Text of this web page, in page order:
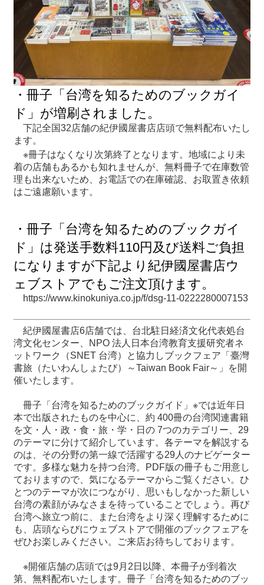
ン
ク
ー
ム
サ
イ
ト
・冊子「台湾を知るためのブックガイ
ド」が増刷されました。
下記全国32店舗の紀伊國屋書店店頭で無料配布いたし
ます。
※冊子はなくなり次第終了となります。地域により未
着の店舗もあるかも知れませんが、無料冊子で在庫数管
理も出来ないため、お電話での在庫確認、お取置き依頼
はご遠慮願います。
・冊子「台湾を知るためのブックガイ
ド」は発送手数料110円及び送料ご負担
になりますが下記より紀伊國屋書店ウ
ェブストアでもご注文頂けます。
https://www.kinokuniya.co.jp/f/dsg-11-0222280007153
紀伊國屋書店6店舗では、台北駐日経済文化代表処台
湾文化センター、NPO 法人日本台湾教育支援研究者ネ
ットワーク（SNET 台湾）と協力しブックフェア「臺灣
書旅（たいわんしょたび）～Taiwan Book Fair～」を開
催いたします。
冊子「台湾を知るためのブックガイド」※では近年日
本で出版されたものを中心に、約 400冊の台湾関連書籍
を文・人・政・食・旅・学・日の 7つのカテゴリー、29
のテーマに分けて紹介しています。各テーマを解説する
のは、その分野の第一線で活躍する29人のナビゲーター
です。多様な魅力を持つ台湾。PDF版の冊子もご用意し
ておりますので、気になるテーマからご覧ください。ひ
とつのテーマが次につながり、思いもしなかった新しい
台湾の素顔がみなさまを待っていることでしょう。再び
台湾へ旅立つ前に、また台湾をより深く理解するために
も、店頭ならびにウェブストアで開催のブックフェアを
ぜひお楽しみください。ご来店お待ちしております。
※開催店舗の店頭では9月2日以降、本冊子が到着次
第、無料配布いたします。冊子「台湾を知るためのブッ